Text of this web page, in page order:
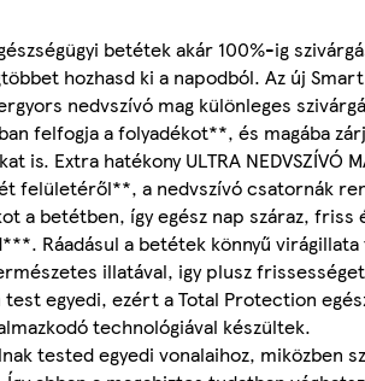
betétek akár 100%-ig
hozhasd ki a napodból. Az új
nedvszívó mag különleges
felfogja a folyadékot**, és magába
is. Extra hatékony ULTRA NEDVSZÍVÓ
felületéről**, a nedvszívó csatornák
a betétben, így egész nap száraz, friss
Ráadásul a betétek könnyű
illatával, igy plusz
test egyedi, ezért a Total Protection
technológiával készültek.
tested egyedi vonalaihoz, miközben